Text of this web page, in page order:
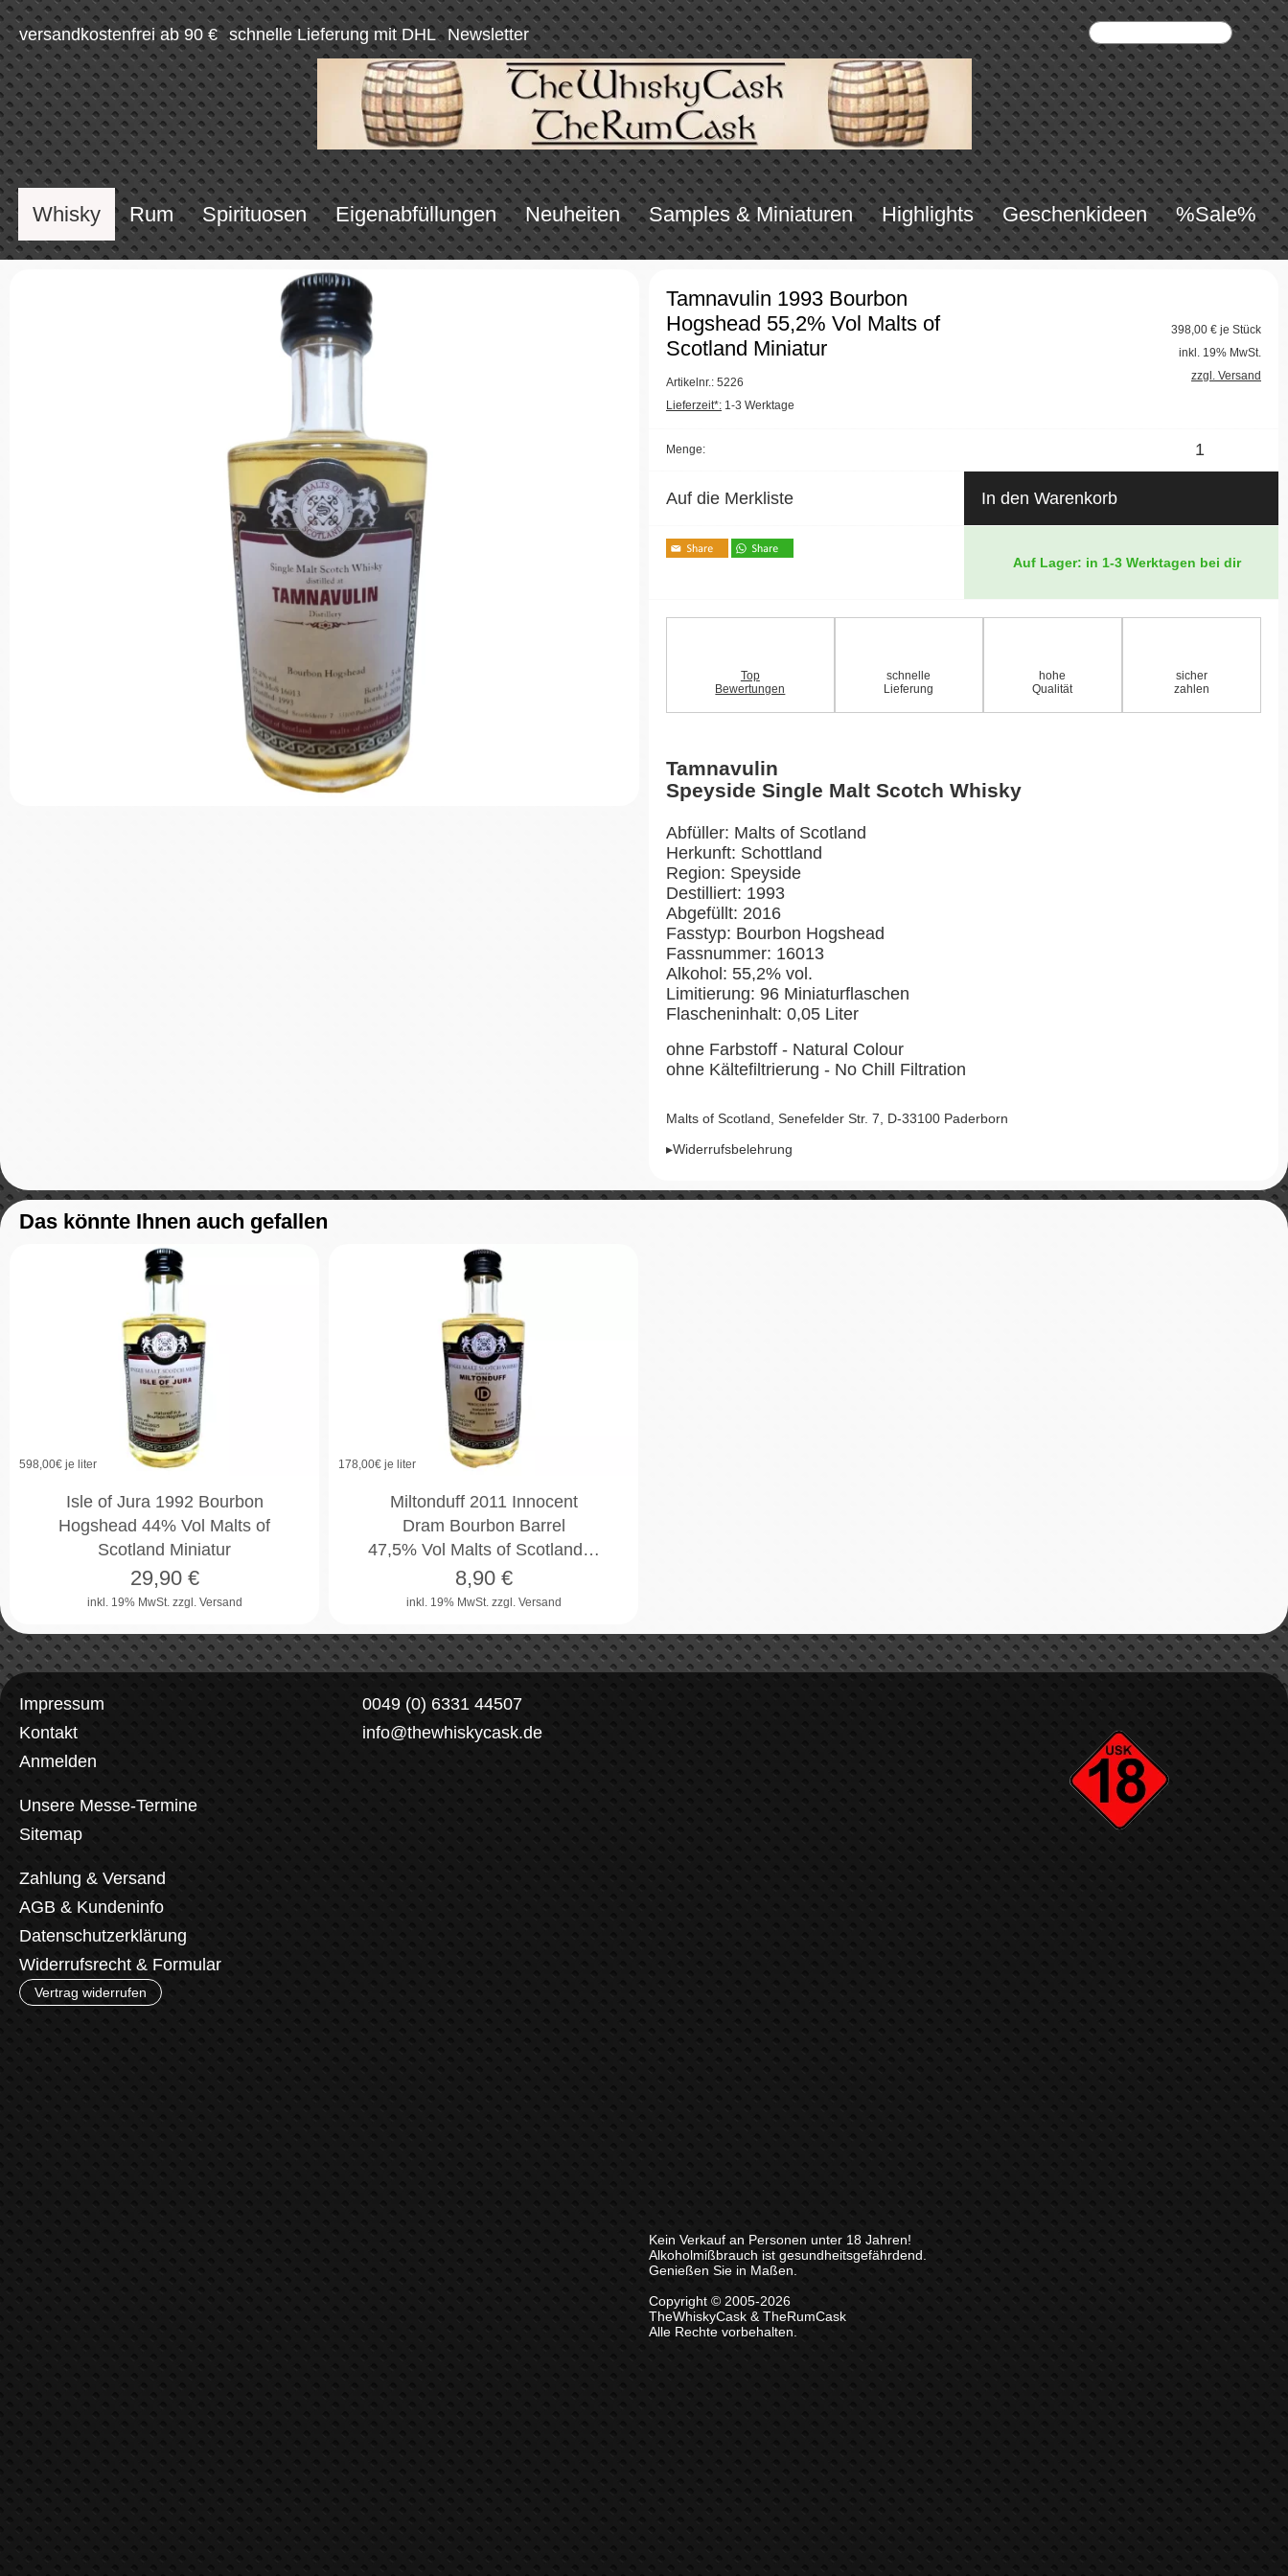
versandkostenfrei ab 90 € schnelle Lieferung mit DHL Newsletter
Whisky Rum Spirituosen Eigenabfüllungen Neuheiten Samples & Miniaturen Highlights Geschenkideen %Sale%
Tamnavulin 1993 Bourbon
Hogshead 55,2% Vol Malts of
Scotland Miniatur
Artikelnr.: 5226
Lieferzeit*: 1-3 Werktage
398,00 € je Stück
inkl. 19% MwSt.
zzgl. Versand
Menge:
Auf die Merkliste In den Warenkorb
Auf Lager: in 1-3 Werktagen bei dir
Top
Bewertungen
schnelle
Lieferung
hohe
Qualität
sicher
zahlen
Tamnavulin
Speyside Single Malt Scotch Whisky
Abfüller: Malts of Scotland
Herkunft: Schottland
Region: Speyside
Destilliert: 1993
Abgefüllt: 2016
Fasstyp: Bourbon Hogshead
Fassnummer: 16013
Alkohol: 55,2% vol.
Limitierung: 96 Miniaturflaschen
Flascheninhalt: 0,05 Liter
ohne Farbstoff - Natural Colour
ohne Kältefiltrierung - No Chill Filtration
Malts of Scotland, Senefelder Str. 7, D-33100 Paderborn
▸Widerrufsbelehrung
Das könnte Ihnen auch gefallen
598,00€ je liter
Isle of Jura 1992 Bourbon
Hogshead 44% Vol Malts of
Scotland Miniatur
inkl. 19% MwSt. zzgl. Versand
29,90€
178,00€ je liter
Miltonduff 2011 Innocent
Dram Bourbon Barrel
47,5% Vol Malts of Scotland…
inkl. 19% MwSt. zzgl. Versand
8,90€
Impressum
Kontakt
Anmelden
Unsere Messe-Termine
Sitemap
Zahlung & Versand
AGB & Kundeninfo
Datenschutzerklärung
Widerrufsrecht & Formular
Vertrag widerrufen
0049 (0) 6331 44507
info@thewhiskycask.de
Kein Verkauf an Personen unter 18 Jahren!
Alkoholmißbrauch ist gesundheitsgefährdend.
Genießen Sie in Maßen.
Copyright © 2005-2026
TheWhiskyCask & TheRumCask
Alle Rechte vorbehalten.